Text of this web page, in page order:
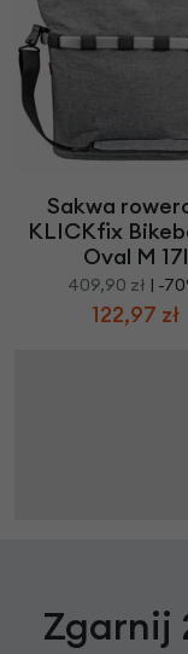
Sakwa
KLICKfix
Oval M 17l
409,90 zł | -
122,97 zł
Zgarnij